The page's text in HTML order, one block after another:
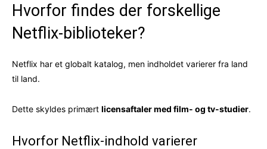
Hvorfor findes der forskellige
Netflix-biblioteker?
Netflix har et globalt katalog, men indholdet varierer fra land
til land.
Dette skyldes primært licensaftaler med film- og tv-studier.
Hvorfor Netflix-indhold varierer